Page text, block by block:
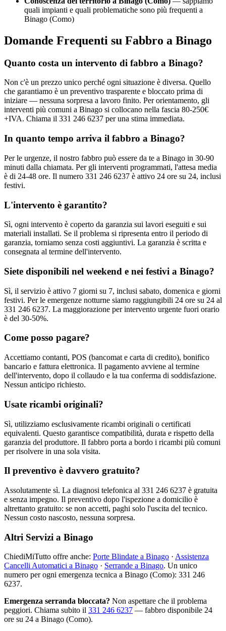
quali impianti e quali problematiche sono più frequenti a
Binago (Como)
Domande Frequenti su Fabbro a Binago
Quanto costa un intervento di fabbro a Binago?
Non c'è un prezzo unico perché ogni situazione è diversa. Quello
che garantiamo è un preventivo trasparente e bloccato prima di
iniziare — nessuna sorpresa a lavoro finito. Per orientamento, gli
interventi più comuni a Binago si collocano nella fascia 80-250€
+IVA. Chiama il 331 246 6237 per una stima immediata.
In quanto tempo arriva il fabbro a Binago?
Per le urgenze, il nostro fabbro può essere da te a Binago in 30-90
minuti dalla chiamata. Per gli interventi programmati, l'attesa media
è di 24-48 ore. Il numero 331 246 6237 è attivo 24 ore su 24, inclusi
festivi.
L'intervento è garantito?
Sì, ogni intervento è coperto da garanzia sui lavori eseguiti e sui
materiali installati. Se il problema si ripresenta entro il periodo di
garanzia, torniamo senza costi aggiuntivi. La garanzia è scritta e
consegnata al termine dell'intervento.
Siete disponibili nel weekend e nei festivi a Binago?
Sì, il servizio è attivo 7 giorni su 7, inclusi sabato, domenica e giorni
festivi. Per le emergenze notturne siamo raggiungibili 24 ore su 24 al
331 246 6237. La maggiorazione per intervento urgente fuori orario
è del 30-50%.
Come posso pagare?
Accettiamo contanti, POS (bancomat e carta di credito), bonifico
bancario e fattura elettronica. Il pagamento avviene al termine
dell'intervento, dopo il collaudo e la tua conferma di soddisfazione.
Nessun anticipo richiesto.
Usate ricambi originali?
Sì, utilizziamo esclusivamente ricambi originali o certificati
equivalenti. Questo garantisce compatibilità, durata e rispetto della
garanzia del produttore. Il fabbro porta a bordo i ricambi più comuni
per risolvere in una sola visita.
Il preventivo è davvero gratuito?
Assolutamente sì. La diagnosi telefonica al 331 246 6237 è gratuita
e senza impegno. Il preventivo dopo l'ispezione a domicilio è
altrettanto gratuito: se non accetti, paghi solo l'uscita del tecnico.
Nessun costo nascosto, nessuna sorpresa.
Altri Servizi a Binago
ChiediMiTutto offre anche: Porte Blindate a Binago · Assistenza
Cancelli Automatici a Binago · Serrande a Binago. Un unico
numero per ogni emergenza tecnica a Binago (Como): 331 246
6237.
Emergenza serranda bloccata? Non aspettare che il problema
peggiori. Chiama subito il 331 246 6237 — fabbro disponibile 24
ore su 24 a Binago (Como).